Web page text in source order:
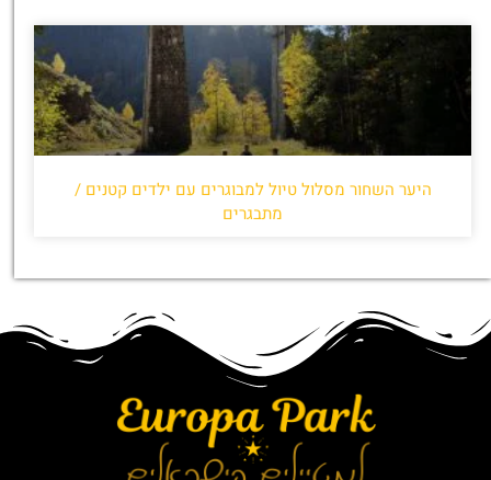
היער השחור מסלול טיול למבוגרים עם ילדים קטנים /
מתבגרים